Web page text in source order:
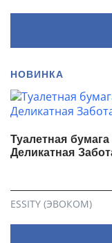
НОВИНКА
Туалетная
Деликатная
ESSITY (ЭВОКОМ)